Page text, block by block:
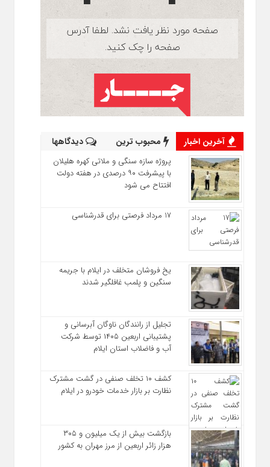
آخرین اخبار محبوب ترین دیدگاهها
پروژه سازه سنگی و ملاتی کهره هلیلان
با پیشرفت ۹۰ درصدی در هفته دولت
افتتاح می شود
17 مرداد فرصتی برای قدرشناسی
یخ‌ فروشان متخلف در ایلام با جریمه
سنگین و پلمب غافلگیر شدند
تجلیل از رانندگان ناوگان آبرسانی و
پشتیبانی اربعین ۱۴۰۵ توسط شرکت
آب و فاضلاب استان ایلام
کشف ۱۰ تخلف صنفی در گشت مشترک
نظارت بر بازار خدمات خودرو در ایلام
بازگشت بیش از یک میلیون و ۳۰۵
هزار زائر اربعین از مرز مهران به کشور